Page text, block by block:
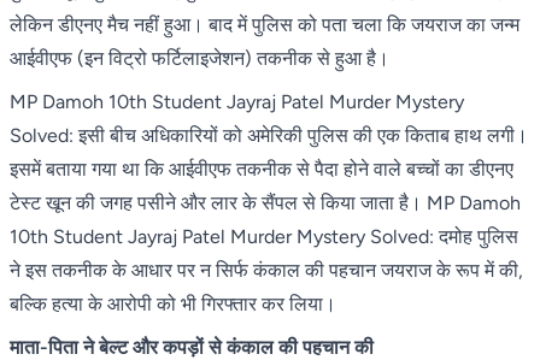
लेकिन डीएनए मैच नहीं हुआ। बाद में पुलिस को पता चला कि जयराज का जन्म
आईवीएफ (इन विट्रो फर्टिलाइजेशन) तकनीक से हुआ है।
MP Damoh 10th Student Jayraj Patel Murder Mystery
Solved: इसी बीच अधिकारियों को अमेरिकी पुलिस की एक किताब हाथ लगी।
इसमें बताया गया था कि आईवीएफ तकनीक से पैदा होने वाले बच्चों का डीएनए
टेस्ट खून की जगह पसीने और लार के सैंपल से किया जाता है। MP Damoh
10th Student Jayraj Patel Murder Mystery Solved: दमोह पुलिस
ने इस तकनीक के आधार पर न सिर्फ कंकाल की पहचान जयराज के रूप में की,
बल्कि हत्या के आरोपी को भी गिरफ्तार कर लिया।
माता-पिता ने बेल्ट और कपड़ों से कंकाल की पहचान की